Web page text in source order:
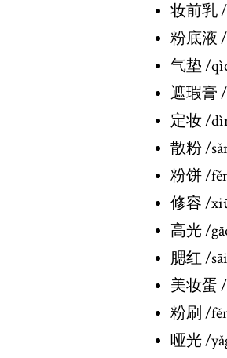
妆前乳 /
粉底液 /
气垫 /
遮瑕膏 /
定妆 /
散粉 /
粉饼 /
修容 /
高光 /
腮红 /
美妆蛋 /
粉刷 /
哑光 /